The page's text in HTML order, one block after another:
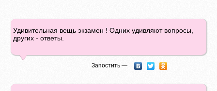
Удивительная вещь экзамен ! Одних удивляют вопросы,
других - ответы.
Запостить —